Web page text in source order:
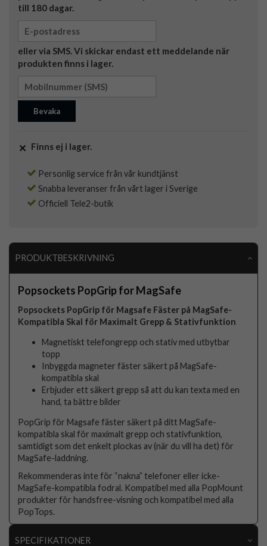
till 180 dagar.
eller via SMS. Vi skickar endast ett meddelande när
produkten finns i lager.
Bevaka
Finns ej i lager.
Personlig service från vår kundtjänst
Snabba leveranser från vårt lager i Sverige
Officiell Tele2-butik
PRODUKTBESKRIVNING
Popsockets PopGrip for MagSafe
Popsockets PopGrip för Magsafe Fäster på MagSafe-
Kompatibla Skal för Maximalt Grepp & Stativfunktion
Magnetiskt telefongrepp och stativ med utbytbar
topp
Inbyggda magneter fäster säkert på MagSafe-
kompatibla skal
Erbjuder ett säkert grepp så att du kan texta med en
hand, ta bättre bilder
PopGrip för Magsafe fäster säkert på ditt MagSafe-
kompatibla skal för maximalt grepp och stativfunktion,
samtidigt som det enkelt plockas av (när du vill ha det) för
MagSafe-laddning.
Rekommenderas inte för “nakna” telefoner eller icke-
MagSafe-kompatibla fodral. Kompatibel med alla PopMount
produkter för handsfree-visning och kompatibel med alla
PopTops.
SPECIFIKATIONER